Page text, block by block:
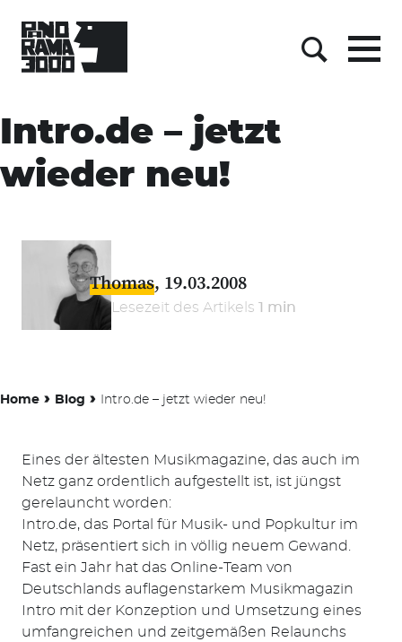
content
Menu
Intro.de – jetzt
wieder neu!
Thomas 19.03.2008
Lesezeit des Artikels 1 min
Home › Blog › Intro.de – jetzt wieder neu!
Eines der ältesten Musikmagazine, das auch im
Netz ganz ordentlich aufgestellt ist, ist jüngst
gerelauncht worden:
Intro.de, das Portal für Musik- und Popkultur im
Netz, präsentiert sich in völlig neuem Gewand.
Fast ein Jahr hat das Online-Team von
Deutschlands auflagenstarkem Musikmagazin
Intro mit der Konzeption und Umsetzung eines
umfangreichen und zeitgemäßen Relaunchs